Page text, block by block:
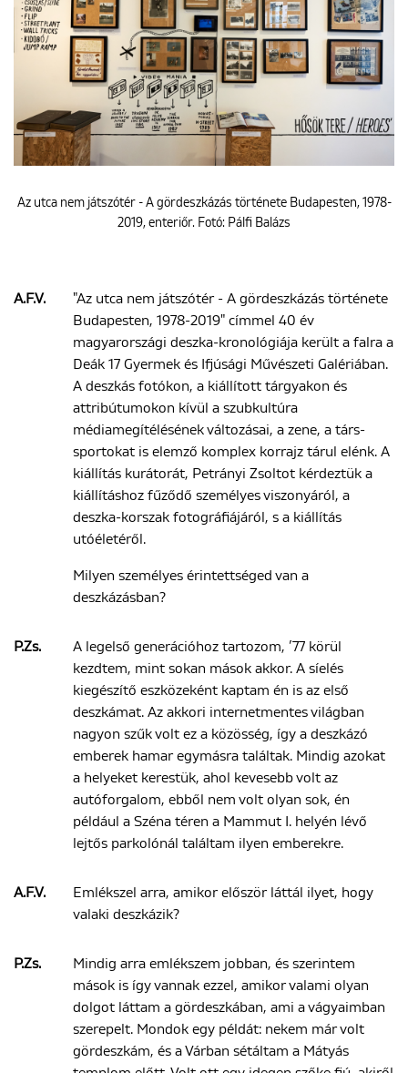
Az utca nem játszótér - A gördeszkázás története Budapesten, 1978-
2019, enteriőr. Fotó: Pálfi Balázs
A.F.V.
"Az utca nem játszótér - A gördeszkázás története
Budapesten, 1978-2019" címmel 40 év
magyarországi deszka-kronológiája került a falra a
Deák 17 Gyermek és Ifjúsági Művészeti Galériában.
A deszkás fotókon, a kiállított tárgyakon és
attribútumokon kívül a szubkultúra
médiamegítélésének változásai, a zene, a társ-
sportokat is elemző komplex korrajz tárul elénk. A
kiállítás kurátorát, Petrányi Zsoltot kérdeztük a
kiállításhoz fűződő személyes viszonyáról, a
deszka-korszak fotográfiájáról, s a kiállítás
utóéletéről.
Milyen személyes érintettséged van a
deszkázásban?
P.Zs.
A legelső generációhoz tartozom, ’77 körül
kezdtem, mint sokan mások akkor. A síelés
kiegészítő eszközeként kaptam én is az első
deszkámat. Az akkori internetmentes világban
nagyon szűk volt ez a közösség, így a deszkázó
emberek hamar egymásra találtak. Mindig azokat
a helyeket kerestük, ahol kevesebb volt az
autóforgalom, ebből nem volt olyan sok, én
például a Széna téren a Mammut I. helyén lévő
lejtős parkolónál találtam ilyen emberekre.
A.F.V.
Emlékszel arra, amikor először láttál ilyet, hogy
valaki deszkázik?
P.Zs.
Mindig arra emlékszem jobban, és szerintem
mások is így vannak ezzel, amikor valami olyan
dolgot láttam a gördeszkában, ami a vágyaimban
szerepelt. Mondok egy példát: nekem már volt
gördeszkám, és a Várban sétáltam a Mátyás